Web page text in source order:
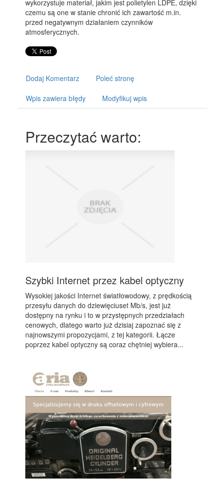
wykorzystuje materiał, jakim jest polietylen LDPE, dzięki
czemu są one w stanie chronić ich zawartość m.in.
przed negatywnym działaniem czynników
atmosferycznych.
Dodaj Komentarz Poleć stronę
Wpis zawiera błędy Modyfikuj wpis
Przeczytać warto:
Szybki Internet przez kabel optyczny
Wysokiej jakości Internet światłowodowy, z prędkością
przesyłu danych do dziewięciuset Mb/s, jest już
dostępny na rynku i to w przystępnych przedziałach
cenowych, dlatego warto już dzisiaj zapoznać się z
najnowszymi propozycjami, z tej kategorii. Łącze
poprzez kabel optyczny są coraz chętniej wybiera...